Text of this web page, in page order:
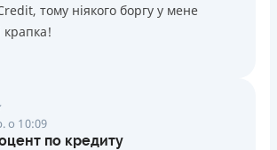
тому ніякого боргу у мене
крапка!
о 10:09
по кредиту